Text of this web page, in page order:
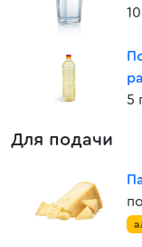
5
Для подачи